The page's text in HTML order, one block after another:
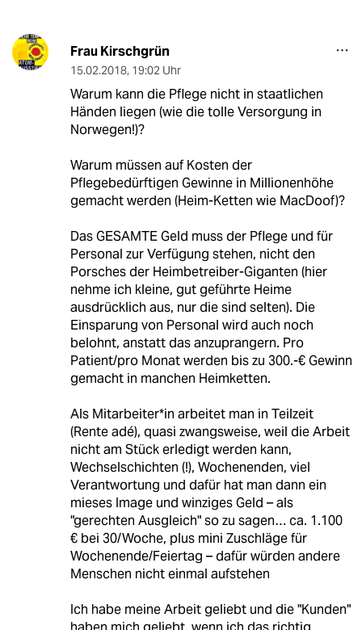
Frau Kirschgrün
15.02.2018, 19:02 Uhr
Warum kann die Pflege nicht in staatlichen
Händen liegen (wie die tolle Versorgung in
Norwegen!)?
Warum müssen auf Kosten der
Pflegebedürftigen Gewinne in Millionenhöhe
gemacht werden (Heim-Ketten wie MacDoof)?
Das GESAMTE Geld muss der Pflege und für
Personal zur Verfügung stehen, nicht den
Porsches der Heimbetreiber-Giganten (hier
nehme ich kleine, gut geführte Heime
ausdrücklich aus, nur die sind selten). Die
Einsparung von Personal wird auch noch
belohnt, anstatt das anzuprangern. Pro
Patient/pro Monat werden bis zu 300.-€ Gewinn
gemacht in manchen Heimketten.
Als Mitarbeiter*in arbeitet man in Teilzeit
(Rente adé), quasi zwangsweise, weil die Arbeit
nicht am Stück erledigt werden kann,
Wechselschichten (!), Wochenenden, viel
Verantwortung und dafür hat man dann ein
mieses Image und winziges Geld – als
"gerechten Ausgleich" so zu sagen… ca. 1.100
€ bei 30/Woche, plus mini Zuschläge für
Wochenende/Feiertag – dafür würden andere
Menschen nicht einmal aufstehen
Ich habe meine Arbeit geliebt und die "Kunden"